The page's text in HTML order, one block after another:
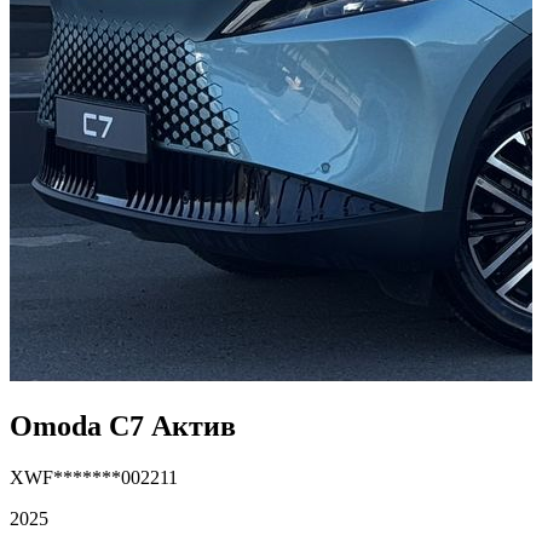
Omoda C7 Актив
XWF*******002211
2025